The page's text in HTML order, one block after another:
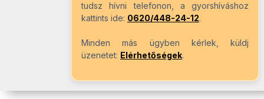
tudsz hívni telefonon, a gyorshíváshoz
kattints ide: 0620/448-24-12.
Minden más ügyben kérlek, küldj
üzenetet: Elérhetőségek.